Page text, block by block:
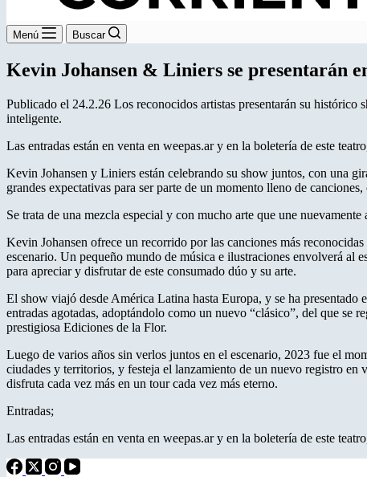
Menú Buscar
Kevin Johansen & Liniers se presentarán
Publicado el 24.2.26 Los reconocidos artistas presentarán su
inteligente.
Las entradas están en venta en weepas.ar y en la boletería de este
Kevin Johansen y Liniers están celebrando su show juntos, con una
grandes expectativas para ser parte de un momento lleno de
Se trata de una mezcla especial y con mucho arte que une
Kevin Johansen ofrece un recorrido por las canciones más
escenario. Un pequeño mundo de música e ilustraciones envolverá al
para apreciar y disfrutar de este consumado dúo y su arte.
El show viajó desde América Latina hasta Europa, y se ha
entradas agotadas, adoptándolo como un nuevo “clásico”, del que
prestigiosa Ediciones de la Flor.
Luego de varios años sin verlos juntos en el escenario, 2023 fue el
ciudades y territorios, y festeja el lanzamiento de un nuevo registro
disfruta cada vez más en un tour cada vez más eterno.
Entradas;
Las entradas están en venta en weepas.ar y en la boletería de este